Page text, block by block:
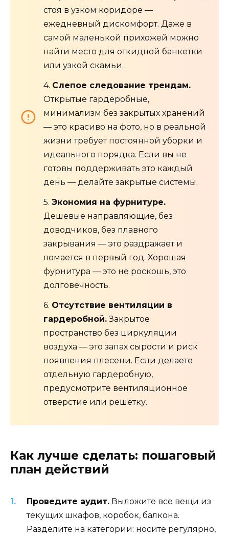
стоя в узком коридоре —
ежедневный дискомфорт. Даже в
самой маленькой прихожей можно
найти место для откидной банкетки
или узкой скамьи.
4. Слепое следование трендам.
Открытые гардеробные,
минимализм без закрытых хранений
— это красиво на фото, но в реальной
жизни требует постоянной уборки и
идеального порядка. Если вы не
готовы поддерживать это каждый
день — делайте закрытые системы.
5. Экономия на фурнитуре.
Дешевые направляющие, без
доводчиков, без плавного
закрывания — это раздражает и
ломается в первый год. Хорошая
фурнитура — это не роскошь, это
долговечность.
6. Отсутствие вентиляции в
гардеробной.Закрытое
пространство без циркуляции
воздуха — это запах сырости и риск
появления плесени. Если делаете
отдельную гардеробную,
предусмотрите вентиляционное
отверстие или решётку.
Как лучше сделать: пошаговый
план действий
Проведите аудит. Выложите все вещи из
текущих шкафов, коробок, балкона.
Разделите на категории: носите регулярно,